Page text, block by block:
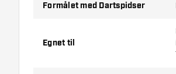
Formålet med Dartspidser
Egnet til